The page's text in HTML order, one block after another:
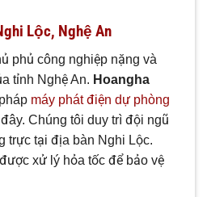
Lộc, Nghệ An
phủ công nghiệp nặng và
tỉnh Nghệ An. Hoangha
máy phát điện dự phòng
Chúng tôi duy trì đội ngũ
trực tại địa bàn Nghi Lộc.
xử lý hỏa tốc để bảo vệ